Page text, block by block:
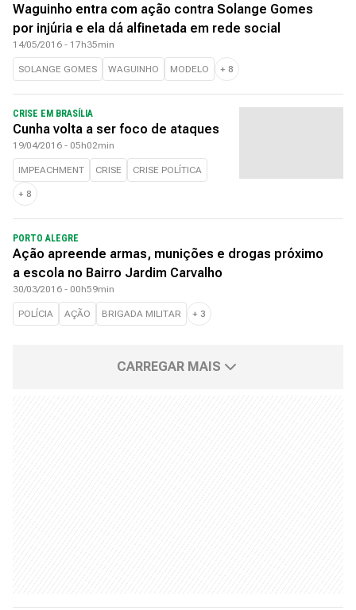
Waguinho entra com ação contra Solange Gomes
por injúria e ela dá alfinetada em rede social
14/05/2016 - 17h35min
SOLANGE GOMES WAGUINHO MODELO + 8
CRISE EM BRASÍLIA
Cunha volta a ser foco de ataques
19/04/2016 - 05h02min
IMPEACHMENT CRISE CRISE POLÍTICA
+ 8
PORTO ALEGRE
Ação apreende armas, munições e drogas próximo
a escola no Bairro Jardim Carvalho
30/03/2016 - 00h59min
POLÍCIA AÇÃO BRIGADA MILITAR + 3
CARREGAR MAIS